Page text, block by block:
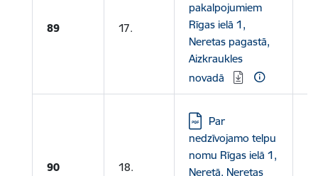
89 17.
pakalpojumiem
Rīgas ielā 1,
Neretas pagastā,
Aizkraukles
novadā
90 18.
Lejupielādēt:
Par
nedzīvojamo telpu
nomu Rīgas ielā 1,
Neretā, Neretas